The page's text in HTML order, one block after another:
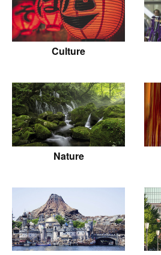
Culture
Nature